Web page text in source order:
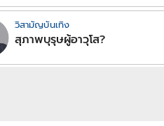
วิสามัญบันเทิง
สุภาพบุรุษผู้อาวุโส?